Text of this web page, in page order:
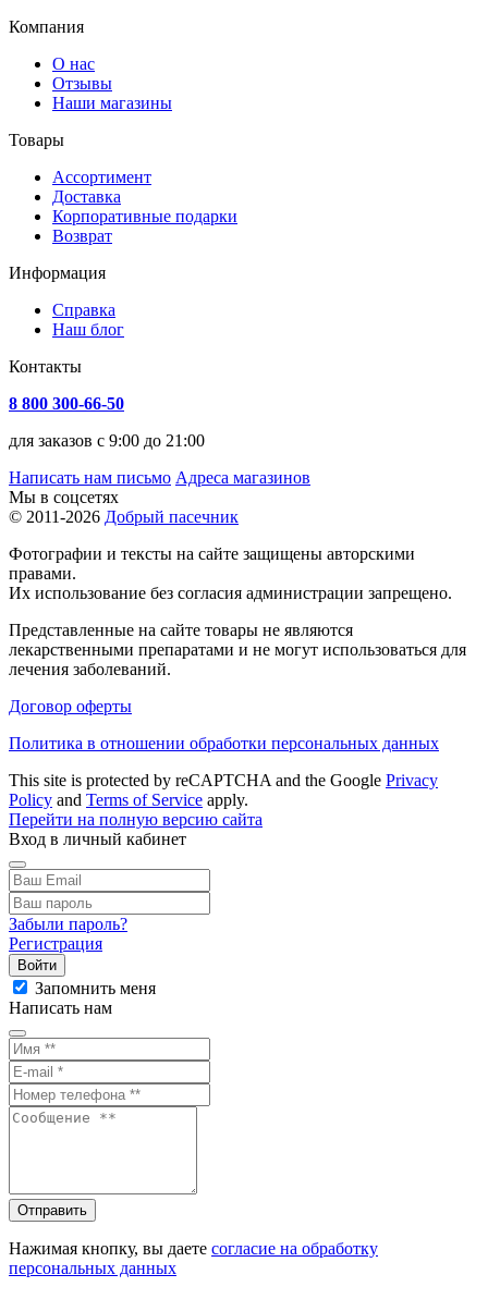
Компания
О нас
Отзывы
Наши магазины
Товары
Ассортимент
Доставка
Корпоративные подарки
Возврат
Информация
Справка
Наш блог
Контакты
8 800 300-66-50
для заказов с 9:00 до 21:00
Написать нам письмо Адреса магазинов
Мы в соцсетях
© 2011-2026 Добрый пасечник
Фотографии и тексты на сайте защищены авторскими
правами.
Их использование без согласия администрации запрещено.
Представленные на сайте товары не являются
лекарственными препаратами и не могут использоваться для
лечения заболеваний.
Договор оферты
Политика в отношении обработки персональных данных
This site is protected by reCAPTCHA and the Google Privacy
Policy and Terms of Service apply.
Перейти на полную версию сайта
Вход в личный кабинет
Забыли пароль?
Регистрация
Войти
Запомнить меня
Написать нам
Отправить
Нажимая кнопку, вы даете согласие на обработку
персональных данных